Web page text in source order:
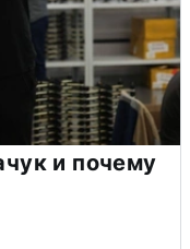
и почему